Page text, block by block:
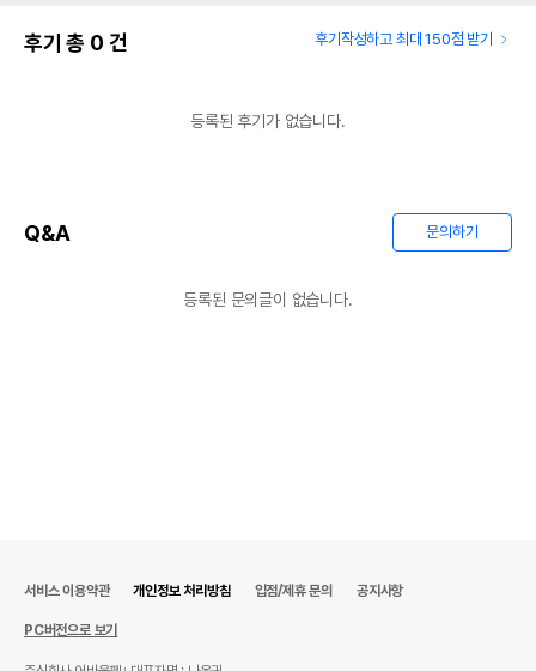
후기 총 0 건 후기작성하고 최대 150점 받기
등록된 후기가 없습니다.
Q&A 문의하기
등록된 문의글이 없습니다.
서비스 이용약관 개인정보 처리방침 입점/제휴 문의 공지사항
PC버전으로 보기